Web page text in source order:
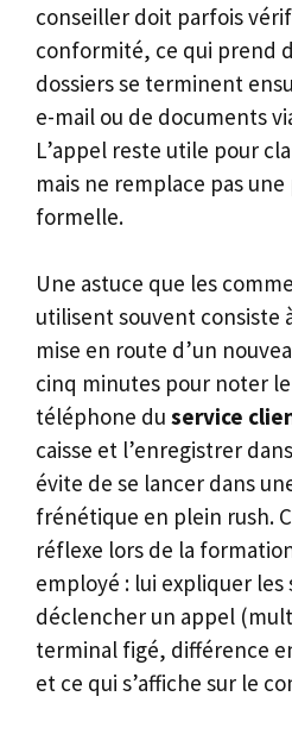
conseiller doit parfois
conformité, ce qui prend
dossiers se terminent
e-mail ou de documents
L’appel reste utile pour
mais ne remplace pas
formelle.
Une astuce que les
utilisent souvent consiste
mise en route d’un
cinq minutes pour noter
téléphone du service
caisse et l’enregistrer
évite de se lancer dans
frénétique en plein rush.
réflexe lors de la
employé : lui expliquer
déclencher un appel
terminal figé, différence
et ce qui s’affiche sur le